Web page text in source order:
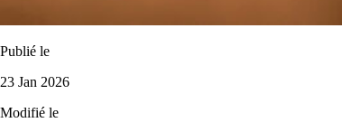
Publié le
23 Jan 2026
Modifié le